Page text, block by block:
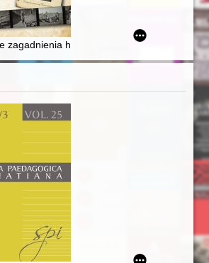
wobec Kościoła katolickiego
zagadnienia historyczno-ikonograficzno-